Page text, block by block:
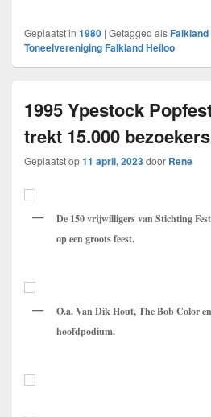
Geplaatst in 1980 | Getagged alsFalkland
Toneelvereniging Falkland Heiloo
1995 Ypestock
trekt 15.000
Geplaatst op11 april, 2023door Rene
De 150 vrijwilligers van Stichting
op een groots feest.
O.a. Van Dik Hout, The Bob Color
hoofdpodium.